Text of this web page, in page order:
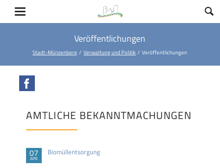
Veröffentlichungen
Stadt-Münzenberg Verwaltung und Politik Veröffentlichungen
AMTLICHE BEKANNTMACHUNGEN
07
APR
Biomüllentsorgung